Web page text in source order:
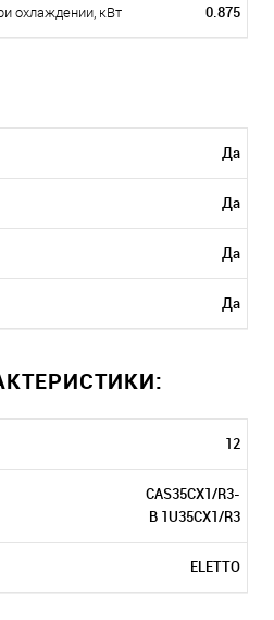
охлаждении, кВт 0.875
Да
Да
Да
Да
12
CAS35CX1/R3-
B 1U35CX1/R3
ELETTO